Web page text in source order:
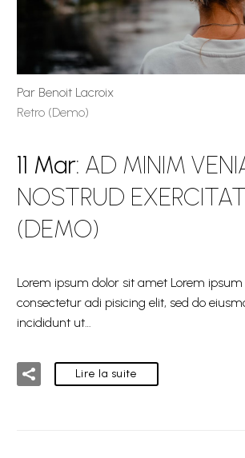
Par Benoit Lacroix
Retro (Demo)
11 Mar: AD MINIM
NOSTRUD
(DEMO)
Lorem ipsum dolor sit amet Lorem
consectetur adi pisicing elit, sed do
incididunt ut…
Lire la suite